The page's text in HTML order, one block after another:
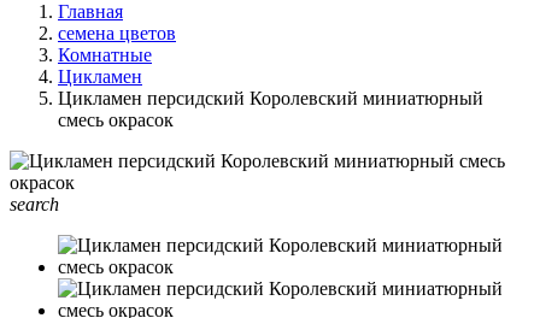
Главная
семена цветов
Комнатные
Цикламен
Цикламен персидский Королевский миниатюрный
смесь окрасок
search